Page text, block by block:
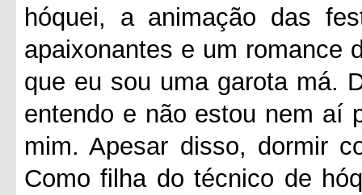
hóquei, a animação das
apaixonantes e um romance
que eu sou uma garota má.
entendo e não estou nem aí
mim. Apesar disso, dormir
Como filha do técnico de